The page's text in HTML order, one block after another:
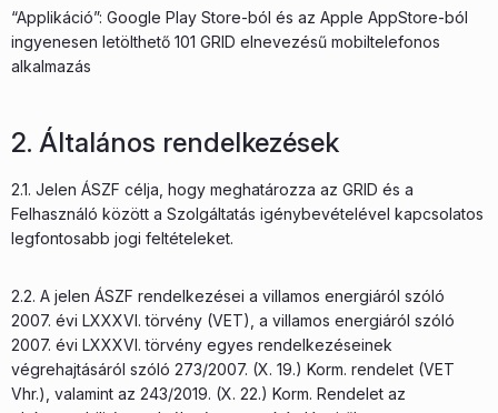
“Applikáció”: Google Play Store-ból és az Apple AppStore-ból
ingyenesen letölthető 101 GRID elnevezésű mobiltelefonos
alkalmazás
2. Általános rendelkezések
2.1. Jelen ÁSZF célja, hogy meghatározza az GRID és a
Felhasználó között a Szolgáltatás igénybevételével kapcsolatos
legfontosabb jogi feltételeket.
2.2. A jelen ÁSZF rendelkezései a villamos energiáról szóló
2007. évi LXXXVI. törvény (VET), a villamos energiáról szóló
2007. évi LXXXVI. törvény egyes rendelkezéseinek
végrehajtásáról szóló 273/2007. (X. 19.) Korm. rendelet (VET
Vhr.), valamint az 243/2019. (X. 22.) Korm. Rendelet az